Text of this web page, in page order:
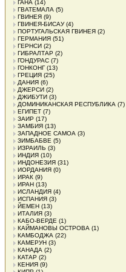
ГАНА (14)
ГВАТЕМАЛА (5)
ГВИНЕЯ (9)
ГВИНЕЯ-БИСАУ(4)
ПОРТУГАЛЬСКАЯ ГВИНЕЯ (2)
ГЕРМАНИЯ (51)
ГЕРНСИ (2)
ГИБРАЛТАР (2)
ГОНДУРАС (7)
ГОНКОНГ(13)
ГРЕЦИЯ (25)
ДАНИЯ (6)
ДЖЕРСИ (2)
ДЖИБУТИ (3)
ДОМИНИКАНСКАЯ РЕСПУБЛИКА (7)
ЕГИПЕТ (7)
ЗАИР (17)
ЗАМБИЯ (13)
ЗАПАДНОЕ САМОА (3)
ЗИМБАБВЕ (5)
ИЗРАИЛЬ (3)
ИНДИЯ (10)
ИНДОНЕЗИЯ (31)
ИОРДАНИЯ (0)
ИРАК (9)
ИРАН (13)
ИСЛАНДИЯ (4)
ИСПАНИЯ (3)
ЙЕМЕН (13)
ИТАЛИЯ (3)
КАБО-ВЕРДЕ (1)
КАЙМАНОВЫ ОСТРОВА (1)
КАМБОДЖА (22)
КАМЕРУН (3)
КАНАДА (2)
КАТАР (2)
КЕНИЯ (9)